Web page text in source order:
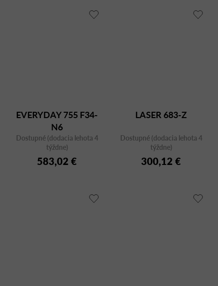
EVERYDAY 755 F34-
N6
Dostupné (dodacia lehota 4
týždne)
583,02 €
LASER 683-Z
Dostupné (dodacia lehota 4
týždne)
300,12 €